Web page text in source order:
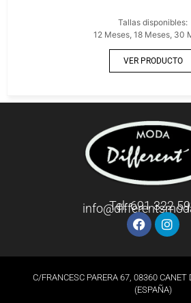
Tallas disponibles:
12 Meses, 18 Meses, 30
VER PRODUCTO
Tel: 691 322
C/FRANCESC PARERA 67, 08360 CANET
(ESPAÑA)